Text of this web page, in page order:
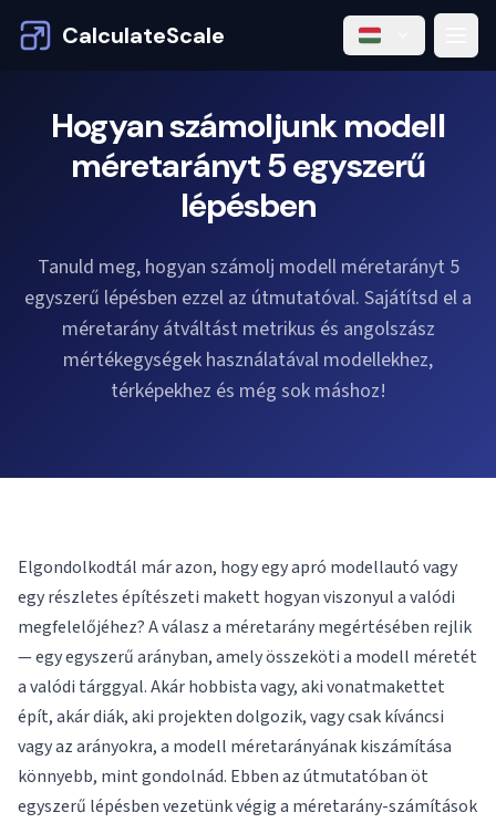
CalculateScale
Hogyan számoljunk modell
méretarányt 5 egyszerű
lépésben
Tanuld meg, hogyan számolj modell méretarányt 5
egyszerű lépésben ezzel az útmutatóval. Sajátítsd el a
méretarány átváltást metrikus és angolszász
mértékegységek használatával modellekhez,
térképekhez és még sok máshoz!
Elgondolkodtál már azon, hogy egy apró modellautó vagy
egy részletes építészeti makett hogyan viszonyul a valódi
megfelelőjéhez? A válasz a méretarány megértésében rejlik
— egy egyszerű arányban, amely összeköti a modell méretét
a valódi tárggyal. Akár hobbista vagy, aki vonatmakettet
épít, akár diák, aki projekten dolgozik, vagy csak kíváncsi
vagy az arányokra, a modell méretarányának kiszámítása
könnyebb, mint gondolnád. Ebben az útmutatóban öt
egyszerű lépésben vezetünk végig a méretarány-számítások